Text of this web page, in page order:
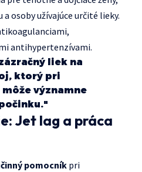
osoby užívajúce určité lieky.
antihypertenzívami.
liek na
ktorý pri
významne
Jet lag a práca
pomocník pri